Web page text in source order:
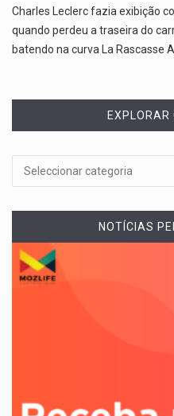
Charles Leclerc fazia exibição
quando perdeu a traseira do
batendo na curva La Rascasse
EXPLORAR
NOTÍCIAS